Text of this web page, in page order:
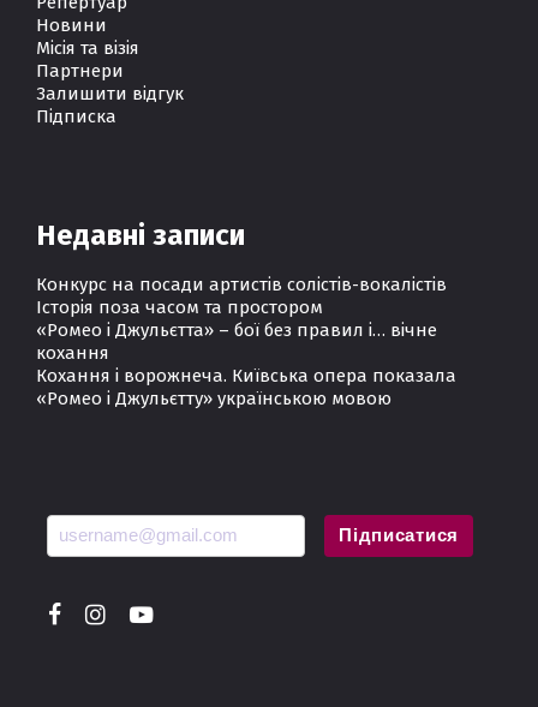
Новини
Місія та візія
Партнери
Залишити відгук
Підписка
Недавні записи
Конкурс на посади артистів солістів-вокалістів
Історія поза часом та простором
«Ромео і Джульєтта» – бої без правил і… вічне
кохання
Кохання і ворожнеча. Київська опера показала
«Ромео і Джульєтту» українською мовою
Підписатися